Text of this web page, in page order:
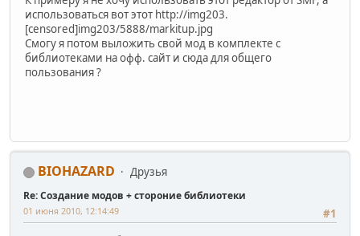
использоваться вот этот http://img203.
[censored]img203/5888/markitup.jpg
Смогу я потом выложить свой мод в комплекте с
библиотеками на офф. сайт и сюда для общего
пользования ?
BIOHAZARD Друзья
Re: Создание модов + стороние библиотеки
#1
01 июня 2010, 12:14:49